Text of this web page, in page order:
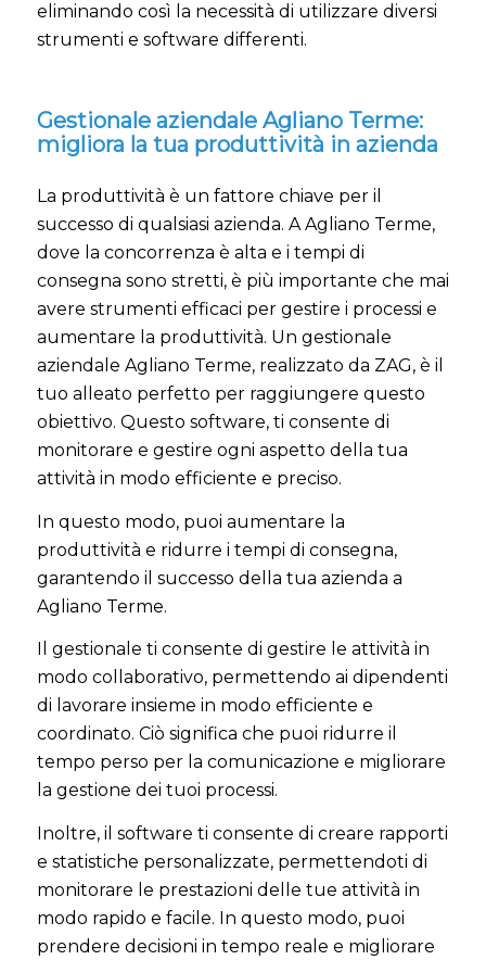
eliminando così la necessità di utilizzare diversi
strumenti e software differenti.
Gestionale aziendale Agliano Terme:
migliora la tua produttività in azienda
La produttività è un fattore chiave per il
successo di qualsiasi azienda. A Agliano Terme,
dove la concorrenza è alta e i tempi di
consegna sono stretti, è più importante che mai
avere strumenti efficaci per gestire i processi e
aumentare la produttività. Un gestionale
aziendale Agliano Terme, realizzato da ZAG, è il
tuo alleato perfetto per raggiungere questo
obiettivo. Questo software, ti consente di
monitorare e gestire ogni aspetto della tua
attività in modo efficiente e preciso.
In questo modo, puoi aumentare la
produttività e ridurre i tempi di consegna,
garantendo il successo della tua azienda a
Agliano Terme.
Il gestionale ti consente di gestire le attività in
modo collaborativo, permettendo ai dipendenti
di lavorare insieme in modo efficiente e
coordinato. Ciò significa che puoi ridurre il
tempo perso per la comunicazione e migliorare
la gestione dei tuoi processi.
Inoltre, il software ti consente di creare rapporti
e statistiche personalizzate, permettendoti di
monitorare le prestazioni delle tue attività in
modo rapido e facile. In questo modo, puoi
prendere decisioni in tempo reale e migliorare